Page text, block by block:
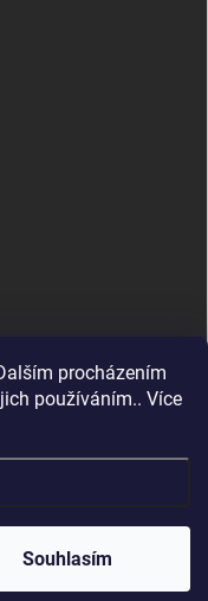
procházením
používáním.. Více
Souhlasím
práva vyhrazena.